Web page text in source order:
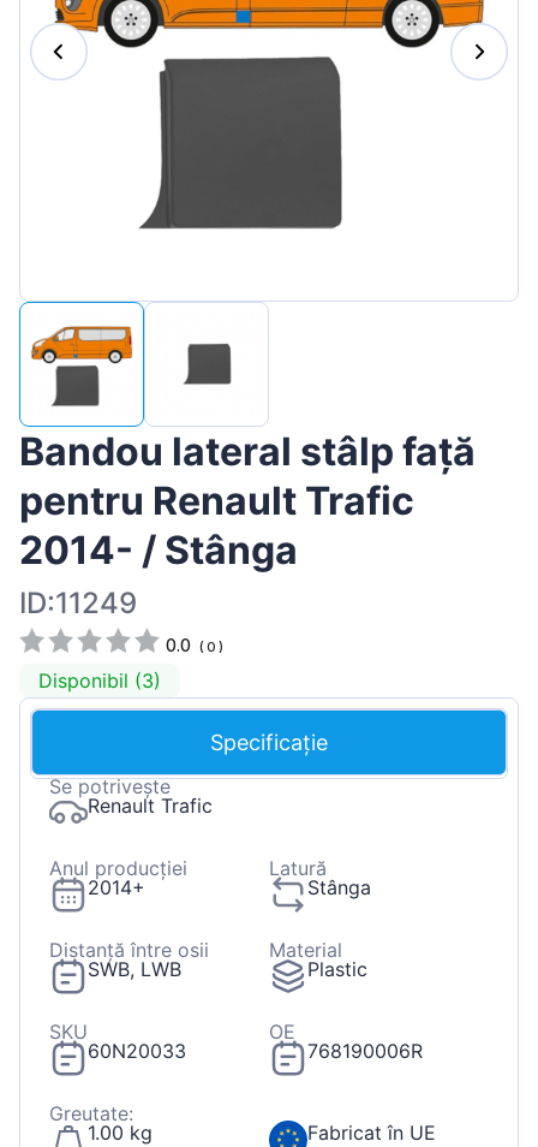
Magyar
Português
Bandou lateral stâlp față
pentru Renault Trafic
2014- / Stânga
ID:11249
0.0 (0 )
Disponibil (3)
Specificație
Se potrivește
Renault Trafic
Anul producției
2014+
Latură
Stânga
Distanță între osii
SWB, LWB
Material
Plastic
SKU
60N20033
OE
768190006R
Greutate:
1.00 kg
Fabricat în UE